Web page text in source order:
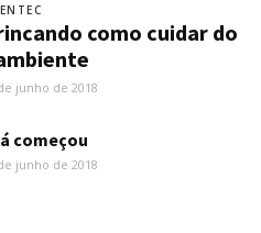
como cuidar do
junho de 2018
começou
junho de 2018